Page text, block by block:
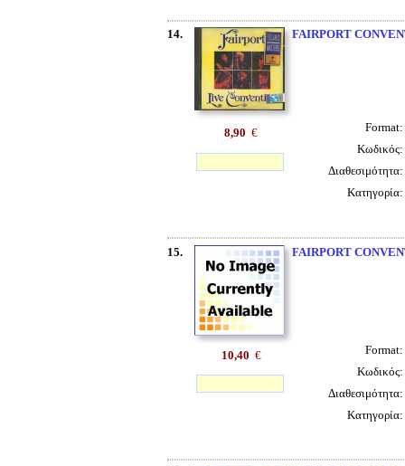
14. FAIRPORT
8,90 €
Format:
Κωδικός:
Διαθεσιμότητα:
Κατηγορία:
15. FAIRPORT
10,40 €
Format:
Κωδικός:
Διαθεσιμότητα:
Κατηγορία: